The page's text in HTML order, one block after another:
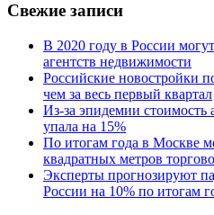
Свежие записи
В 2020 году в России
агентств недвижимости
Российские новостройки
чем за весь первый квартал
Из-за эпидемии
упала на 15%
По итогам года в Москве
квадратных метров
Эксперты прогнозируют
России на 10% по итогам